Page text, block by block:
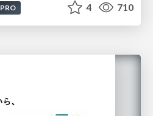
PRO 4 710